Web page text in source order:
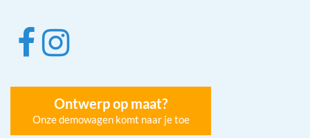
Ontwerp op maat?
Onze demowagen komt naar je toe